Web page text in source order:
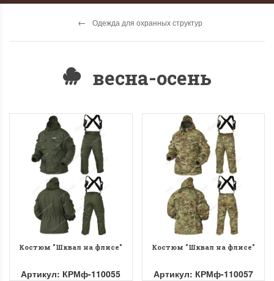
Одежда для охранных структур
весна-осень
Костюм "Шквал на флисе"
Артикул: КРМф-110055
Костюм "Шквал на флисе"
Артикул: КРМф-110057